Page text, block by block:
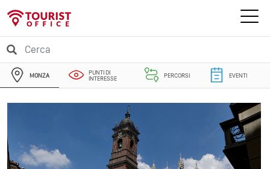
MONZA
PUNTI DI
INTERESSE
PERCORSI EVENTI